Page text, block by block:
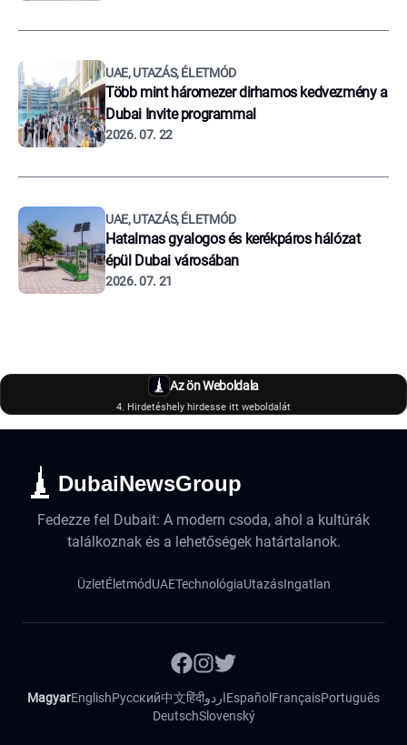
UAE, UTAZÁS, ÉLETMÓD
Több mint háromezer dirhamos kedvezmény a
Dubai Invite programmal
2026. 07. 22
UAE, UTAZÁS, ÉLETMÓD
Hatalmas gyalogos és kerékpáros hálózat
épül Dubai városában
2026. 07. 21
Az ön Weboldala
4. Hirdetéshely hirdesse itt weboldalát
DubaiNewsGroup
Fedezze fel Dubait: A modern csoda, ahol a kultúrák
találkoznak és a lehetőségek határtalanok.
ÜzletÉletmódUAETechnológiaUtazásIngatlan
MagyarEnglishРусский中文हिंदीاردوEspañol FrançaisPortuguês
DeutschSlovenský